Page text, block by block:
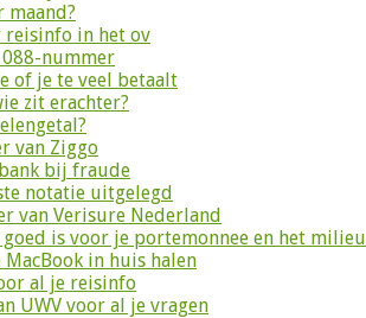
maand?
reisinfo in het ov
nummer
of je te veel betaalt
zit erachter?
van Ziggo
bij fraude
notatie uitgelegd
van Verisure Nederland
is voor je portemonnee en het milieu
in huis halen
al je reisinfo
UWV voor al je vragen